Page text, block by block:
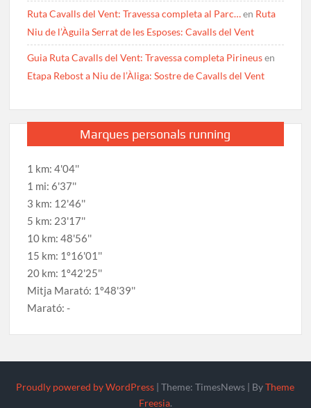
Ruta Cavalls del Vent: Travessa completa al Parc…en Ruta
Niu de l’Àguila Serrat de les Esposes: Cavalls del Vent
Guia Ruta Cavalls del Vent: Travessa completa Pirineusen
Etapa Rebost a Niu de l’Àliga: Sostre de Cavalls del Vent
Marques personals running
1 km: 4'04''
1 mi: 6'37''
3 km: 12'46''
5 km: 23'17''
10 km: 48'56''
15 km: 1º16'01''
20 km: 1º42'25''
Mitja Marató: 1º48'39''
Marató: -
Proudly powered by WordPress |Theme: TimesNews | ByTheme
Freesia.